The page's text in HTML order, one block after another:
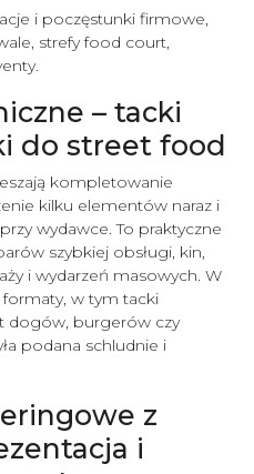
i poczęstunki firmowe,
strefy food court,
– tacki
do street food
kompletowanie
kilku elementów naraz i
wydawce. To praktyczne
szybkiej obsługi, kin,
i wydarzeń masowych. W
w tym tacki
dogów, burgerów czy
podana schludnie i
z
i